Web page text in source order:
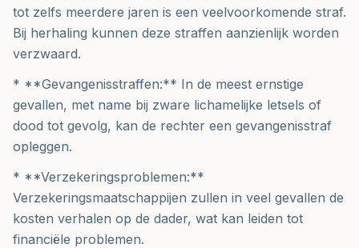
tot zelfs meerdere jaren is een veelvoorkomende straf.
Bij herhaling kunnen deze straffen aanzienlijk worden
verzwaard.
* **Gevangenisstraffen:** In de meest ernstige
gevallen, met name bij zware lichamelijke letsels of
dood tot gevolg, kan de rechter een gevangenisstraf
opleggen.
* **Verzekeringsproblemen:**
Verzekeringsmaatschappijen zullen in veel gevallen de
kosten verhalen op de dader, wat kan leiden tot
financiële problemen.